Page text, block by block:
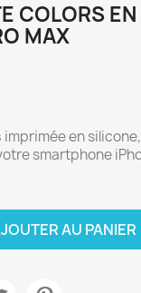
COLORS
MAX
imprimée en
smartphone
AU PANIER